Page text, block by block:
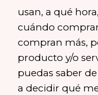
usan, a qué
cuándo
compran más,
producto y/o
puedas saber
a decidir qué